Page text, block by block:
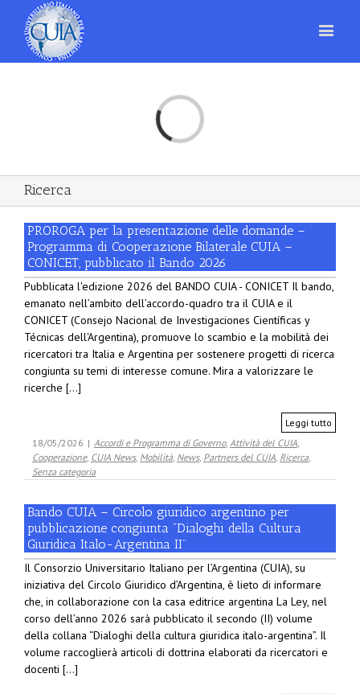
Loading...
Ricerca
PROROGA per la presentazione delle domande –
Programma di Cooperazione Bilaterale CUIA –
CONICET, pubblicato il Bando 2026
Pubblicata l'edizione 2026 del BANDO CUIA - CONICET Il bando,
emanato nell’ambito dell’accordo-quadro tra il CUIA e il
CONICET (Consejo Nacional de Investigaciones Científicas y
Técnicas dell'Argentina), promuove lo scambio e la mobilità dei
ricercatori tra Italia e Argentina per sostenere progetti di ricerca
congiunta su temi di interesse comune. Mira a valorizzare le
ricerche [...]
Leggi tutto
18/05/2026 | Accordi e Programma di Governo, Attività del CUIA,
Cooperazione, CUIA News, Mobilità, News, Partners del CUIA, Ricerca,
Senza categoria
Bando CUIA – Circolo giuridico argentino per
pubblicazione congiunta “Dialoghi della Cultura
Giuridica Italo-Argentina II”
Il Consorzio Universitario Italiano per l’Argentina (CUIA), su
iniziativa del Circolo Giuridico d’Argentina, è lieto di informare
che, in collaborazione con la casa editrice argentina La Ley, nel
corso dell’anno 2026 sarà pubblicato il secondo (II) volume
della collana “Dialoghi della cultura giuridica italo-argentina”. Il
volume raccoglierà articoli di dottrina elaborati da ricercatori e
docenti [...]